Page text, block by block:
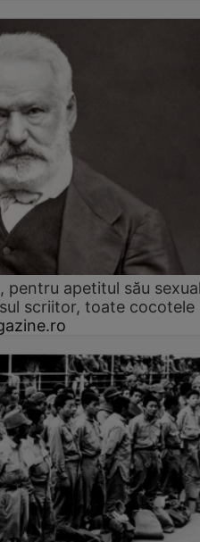
apetitul său
scriitor, toate cocotele